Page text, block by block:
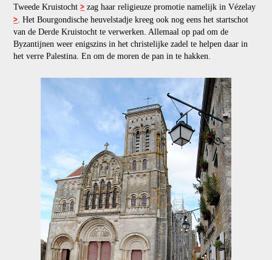
Tweede Kruistocht> zag haar religieuze promotie namelijk in Vézelay
>. Het Bourgondische heuvelstadje kreeg ook nog eens het startschot
van de Derde Kruistocht te verwerken. Allemaal op pad om de
Byzantijnen weer enigszins in het christelijke zadel te helpen daar in
het verre Palestina. En om de moren de pan in te hakken.